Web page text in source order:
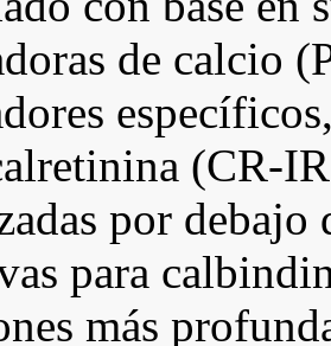
de calcio
(CR-
por debajo
para
más